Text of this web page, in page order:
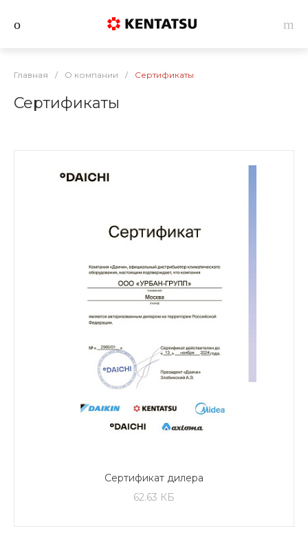
Главная / О компании / Сертификаты
Сертификаты
Сертификат дилера
62.63 КБ